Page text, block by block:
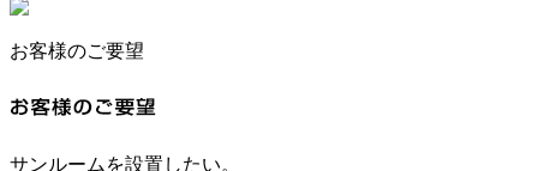
お客様のご要望
サンルームを設置したい。